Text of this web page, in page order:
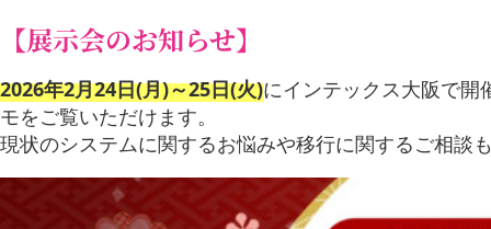
【展示会のお知らせ】
2026年2月24日(月)～25日(火)にインテックス大阪で開
モをご覧いただけます。
現状のシステムに関するお悩みや移行に関するご相談